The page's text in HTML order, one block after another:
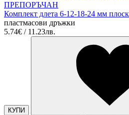
ПРЕПОРЪЧАН
Комплект длета 6-12-18-24 мм
пластмасови дръжки
5.74€ / 11.23лв.
КУПИ